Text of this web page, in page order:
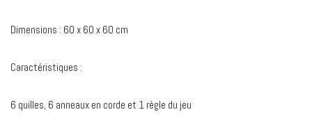
Dimensions : 60 x 60 x 60 cm
Caractéristiques :
6 quilles, 6 anneaux en corde et 1 règle du jeu